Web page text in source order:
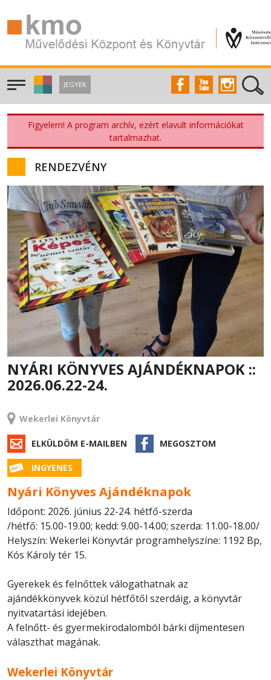
JEGYEK
Figyelem! A program archív, ezért elavult információkat
tartalmazhat.
RENDEZVÉNY
NYÁRI KÖNYVES AJÁNDÉKNAPOK ::
2026.06.22-24.
Wekerlei Könyvtár
ELKÜLDÖM E-MAILBEN MEGOSZTOM
INGYENES
Nyári Könyves Ajándéknapok
Időpont: 2026. június 22-24. hétfő-szerda
/hétfő: 15.00-19.00; kedd: 9.00-14.00; szerda: 11.00-18.00/
Helyszín: Wekerlei Könyvtár programhelyszíne: 1192 Bp,
Kós Károly tér 15.
Gyerekek és felnőttek válogathatnak az
ajándékkönyvek közül hétfőtől szerdáig, a könyvtár
nyitvatartási idejében.
A felnőtt- és gyermekirodalomból bárki díjmentesen
választhat magának.
Wekerlei Könyvtár